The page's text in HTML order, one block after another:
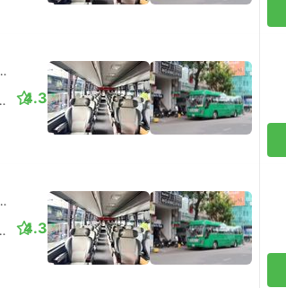
Ho Chi Minhstad
Luxueus
4.3
Ho Chi Minhstad
Luxueus
4.3